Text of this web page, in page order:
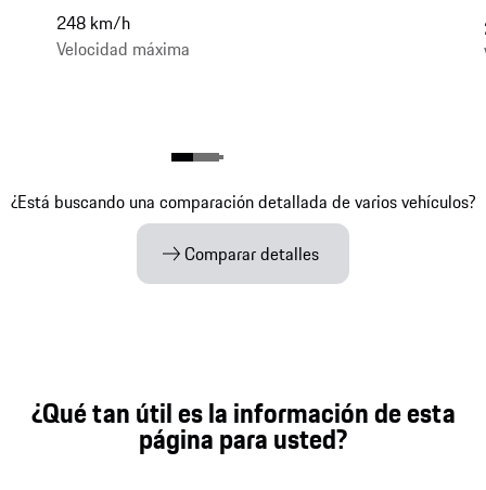
248 km/h
Velocidad máxima
¿Está buscando una comparación detallada de varios vehículos?
Comparar detalles
¿Qué tan útil es la información de esta
página para usted?